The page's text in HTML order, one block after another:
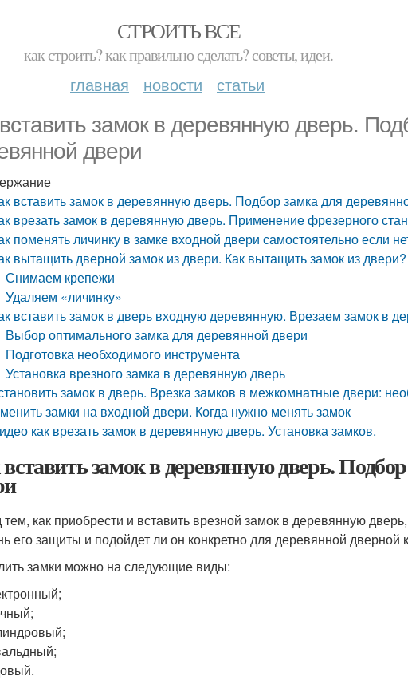
СТРОИТЬ ВСЕ
как строить? как правильно сделать? советы, идеи.
главная новости статьи
замок в деревянную дверь.
двери
вставить замок в деревянную дверь. Подбор замка для
врезать замок в деревянную дверь. Применение фрезерного
поменять личинку в замке входной двери самостоятельно если
вытащить дверной замок из двери. Как вытащить замок из
Снимаем крепежи
Удаляем «личинку»
вставить замок в дверь входную деревянную. Врезаем замок в
Выбор оптимального замка для деревянной двери
Подготовка необходимого инструмента
Установка врезного замка в деревянную дверь
замок в дверь. Врезка замков в межкомнатные двери:
замки на входной двери. Когда нужно менять замок
как врезать замок в деревянную дверь. Установка замков.
замок в деревянную дверь.
как приобрести и вставить врезной замок в деревянную
его защиты и подойдет ли он конкретно для деревянной дверной
замки можно на следующие виды: